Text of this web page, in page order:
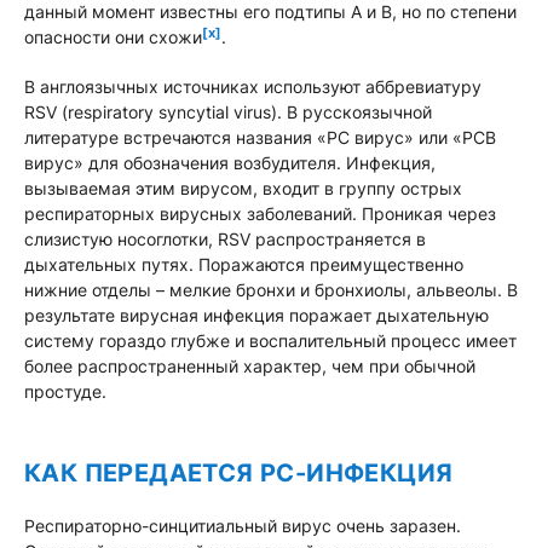
данный момент известны его подтипы A и B, но по степени
опасности они схожи[x].
В англоязычных источниках используют аббревиатуру
RSV (respiratory syncytial virus). В русскоязычной
литературе встречаются названия «РС вирус» или «РСВ
вирус» для обозначения возбудителя. Инфекция,
вызываемая этим вирусом, входит в группу острых
респираторных вирусных заболеваний. Проникая через
слизистую носоглотки, RSV распространяется в
дыхательных путях. Поражаются преимущественно
нижние отделы – мелкие бронхи и бронхиолы, альвеолы. В
результате вирусная инфекция поражает дыхательную
систему гораздо глубже и воспалительный процесс имеет
более распространенный характер, чем при обычной
простуде.
КАК ПЕРЕДАЕТСЯ РС-ИНФЕКЦИЯ
Респираторно-синцитиальный вирус очень заразен.